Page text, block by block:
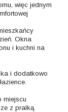
więc jednym
Okna
i kuchni na
i dodatkowo
miejscu
z pralką.